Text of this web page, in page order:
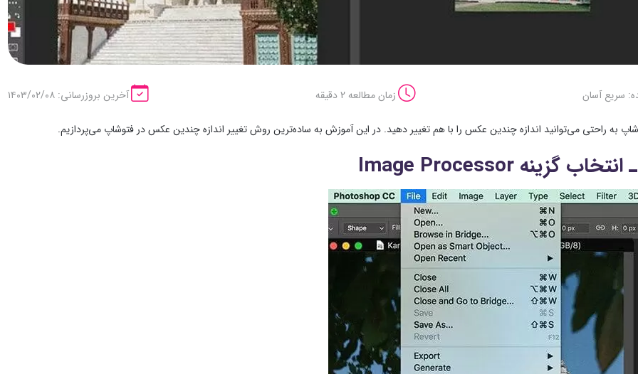
سریع آسان زمان مطالعه 2 دقیقه آخرین بروزرسانی: ۱۴۰۳/۰۲/۰۸
به راحتی می‌توانید اندازه چندین عکس را با هم تغییر دهید. در این آموزش به ساده‌ترین روش تغییر اندازه چندین عکس در فتوشاپ می‌پردازیم.